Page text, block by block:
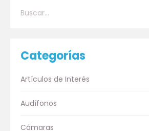
Categorías
Artículos de Interés
Audífonos
Cámaras